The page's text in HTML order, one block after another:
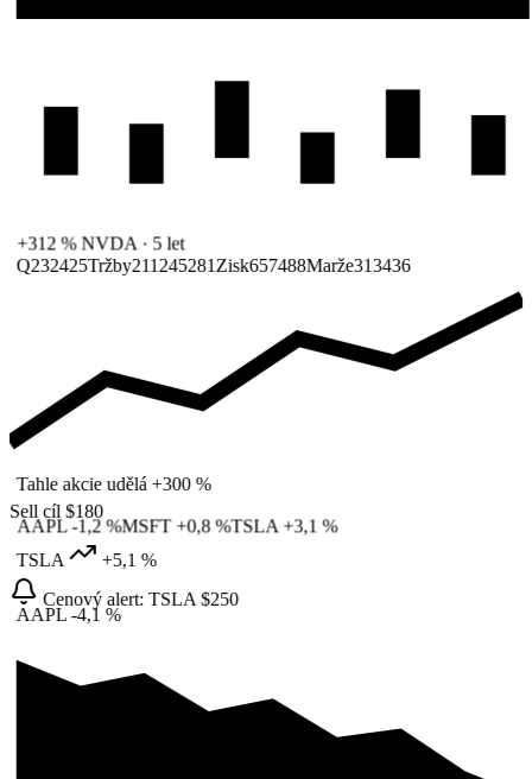
+312 % NVDA · 5 let
Q232425Tržby211245281Zisk657488Marže313436
Tahle akcie udělá +300 %
Sell cíl $180
AAPL -1,2 %MSFT +0,8 %TSLA +3,1 %
TSLA
+5,1 %
Cenový alert: TSLA $250
AAPL -4,1 %